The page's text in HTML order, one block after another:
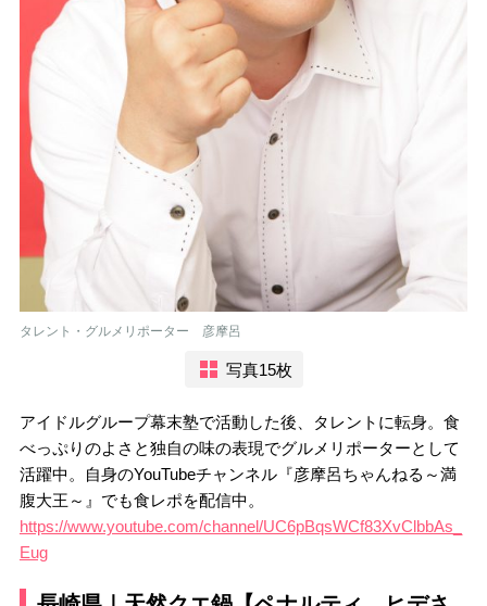
タレント・グルメリポーター 彦摩呂
写真15枚
アイドルグループ幕末塾で活動した後、タレントに転身。食
べっぷりのよさと独自の味の表現でグルメリポーターとして
活躍中。自身のYouTubeチャンネル『彦摩呂ちゃんねる～満
腹大王～』でも食レポを配信中。
https://www.youtube.com/channel/UC6pBqsWCf83XvClbbAs_
Eug